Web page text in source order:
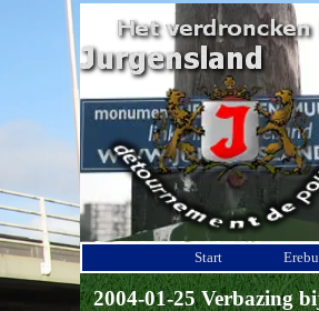
Ga naar de inhoud
Start
2004-01-25 Verbazing